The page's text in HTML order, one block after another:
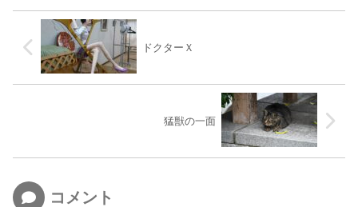
ドクターＸ
猛獣の一面
コメント